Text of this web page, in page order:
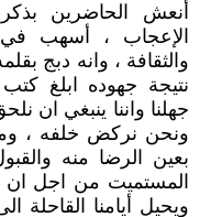
أنعش الحاضرين
الإعجاب ، أسهب في
والثقافة ، وانه دبج
نتيجة جهوده ابلغ
جهلنا واننا ينبغي ان
ونحن نركض خلفه ،
بعين الرضا منه
المستميت من اجل ان
ويحيل أيامنا القاحلة